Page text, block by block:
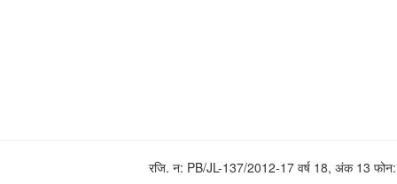
रजि. न: PB/JL-137/2012-17 वर्ष 18, अंक 13